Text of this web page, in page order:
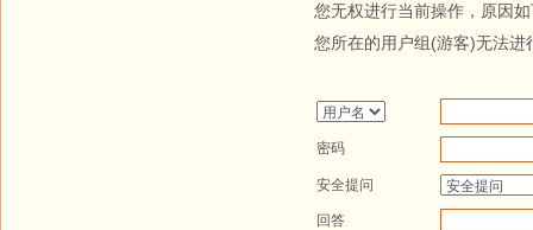
您无权进行当前操作，原因
您所在的用户组(游客)无法进
密码
安全提问
回答